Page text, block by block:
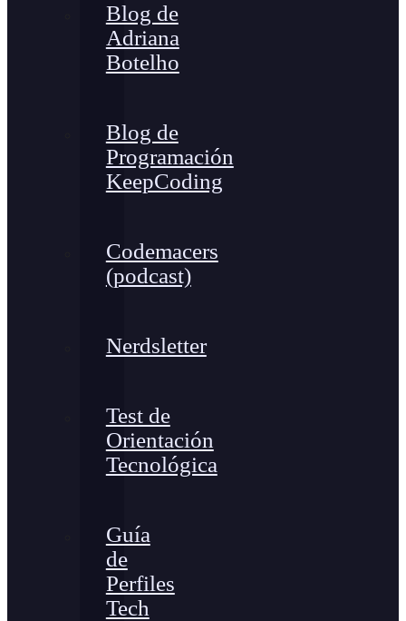
Blog de
Adriana
Botelho
Blog de
Programación
KeepCoding
Codemacers
(podcast)
Nerdsletter
Test de
Orientación
Tecnológica
Guía
de
Perfiles
Tech